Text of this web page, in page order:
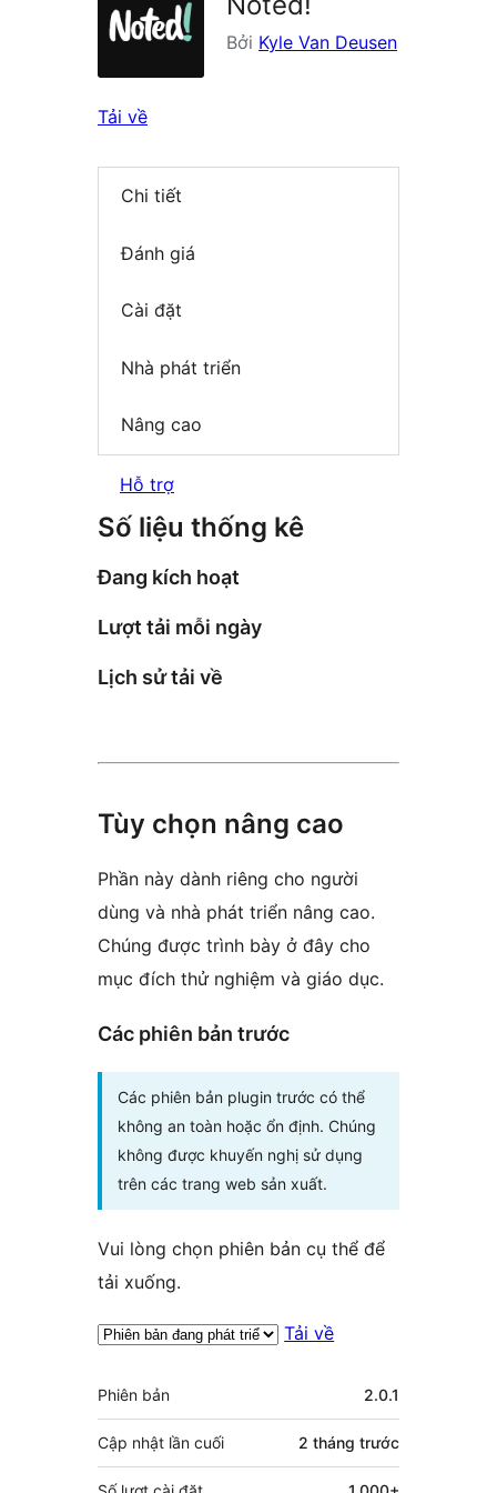
Bởi Kyle Van Deusen
Tải về
Chi tiết
Đánh giá
Cài đặt
Nhà phát triển
Nâng cao
Hỗ trợ
Số liệu thống kê
Đang kích hoạt
Lượt tải mỗi ngày
Lịch sử tải về
Tùy chọn nâng cao
Phần này dành riêng cho người
dùng và nhà phát triển nâng cao.
Chúng được trình bày ở đây cho
mục đích thử nghiệm và giáo dục.
Các phiên bản trước
Các phiên bản plugin trước có thể
không an toàn hoặc ổn định. Chúng
không được khuyến nghị sử dụng
trên các trang web sản xuất.
Vui lòng chọn phiên bản cụ thể để
tải xuống.
Tải về
Meta
Phiên bản 2.0.1
Cập nhật lần cuối 2 tháng trước